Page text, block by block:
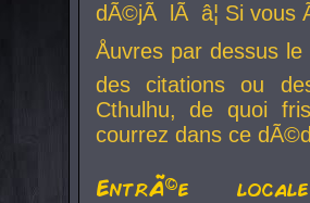
dÃ©jÃ lÃ â¦ Si vous
Åuvres par dessus
des citations ou
Cthulhu, de quoi
courrez dans ce
EntrÃ©e